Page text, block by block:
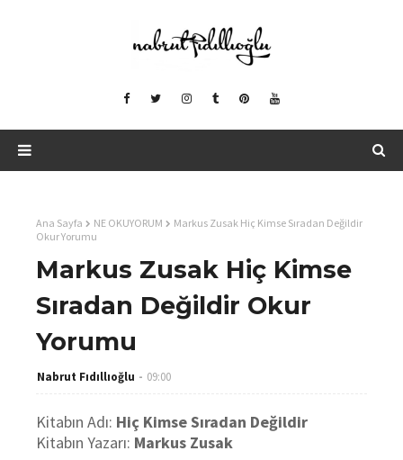
Ana Sayfa NE OKUYORUM
Markus Zusak Hiç Kimse Sıradan Değildir
Okur Yorumu
Markus Zusak Hiç Kimse
Sıradan Değildir Okur
Yorumu
Nabrut Fıdıllıoğlu 09:00
Kitabın Adı: Hiç Kimse Sıradan Değildir
Kitabın Yazarı: Markus Zusak